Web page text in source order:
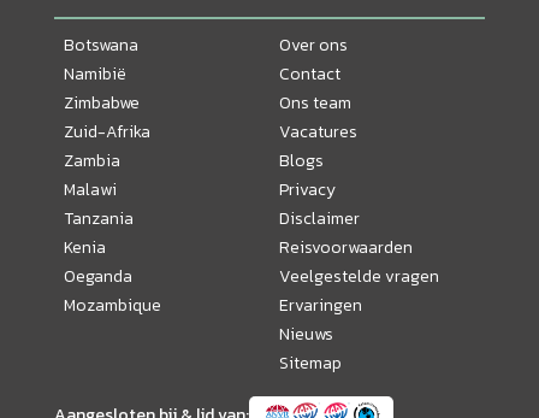
Botswana
Namibië
Zimbabwe
Zuid-Afrika
Zambia
Malawi
Tanzania
Kenia
Oeganda
Mozambique
Over ons
Contact
Ons team
Vacatures
Blogs
Privacy
Disclaimer
Reisvoorwaarden
Veelgestelde vragen
Ervaringen
Nieuws
Sitemap